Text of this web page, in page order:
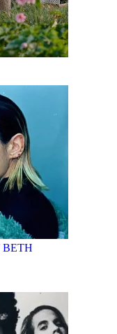
BETH